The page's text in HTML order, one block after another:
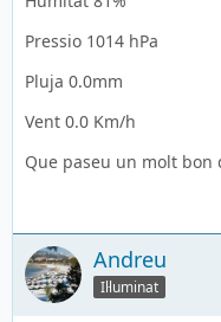
Pressio 1014 hPa
Pluja 0.0mm
Vent 0.0 Km/h
Que paseu un molt
Andreu
Il·luminat